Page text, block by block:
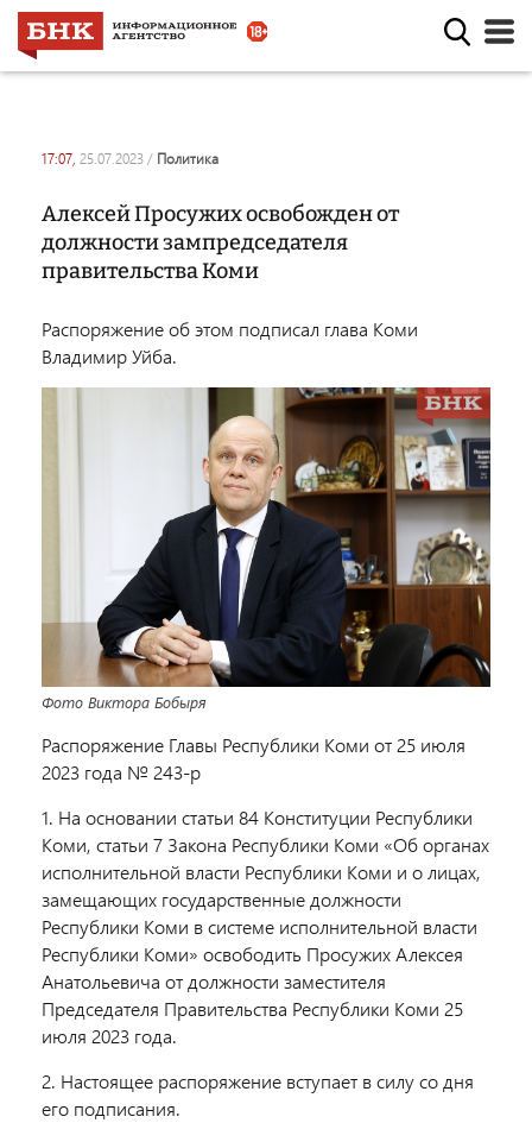
17:07, 25.07.2023 / политика
Алексей Просужих освобожден от
должности зампредседателя
правительства Коми
Распоряжение об этом подписал глава Коми
Владимир Уйба.
Фото Виктора Бобыря
Распоряжение Главы Республики Коми от 25 июля
2023 года № 243-р
1. На основании статьи 84 Конституции Республики
Коми, статьи 7 Закона Республики Коми «Об органах
исполнительной власти Республики Коми и о лицах,
замещающих государственные должности
Республики Коми в системе исполнительной власти
Республики Коми» освободить Просужих Алексея
Анатольевича от должности заместителя
Председателя Правительства Республики Коми 25
июля 2023 года.
2. Настоящее распоряжение вступает в силу со дня
его подписания.